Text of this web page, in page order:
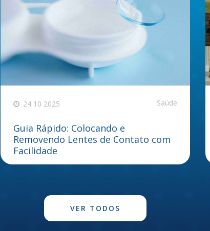
24 10 2025 Saúde
Guia Rápido: Colocando e
Removendo Lentes de Contato com
Facilidade
VER TODOS